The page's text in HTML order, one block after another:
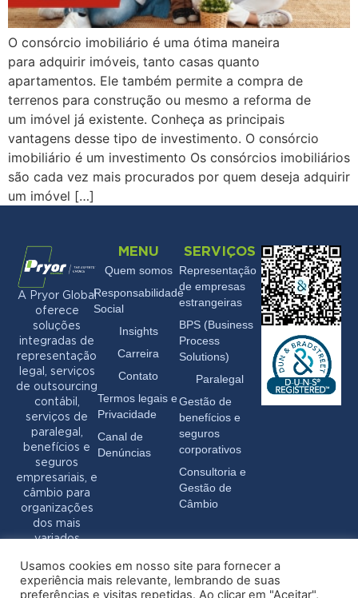
O consórcio imobiliário é uma ótima maneira
para adquirir imóveis, tanto casas quanto
apartamentos. Ele também permite a compra de
terrenos para construção ou mesmo a reforma de
um imóvel já existente. Conheça as principais
vantagens desse tipo de investimento. O consórcio
imobiliário é um investimento Os consórcios imobiliários
são cada vez mais procurados por quem deseja adquirir
um imóvel […]
A Pryor Global
oferece
soluções
integradas de
representação
legal, serviços
de outsourcing
contábil,
serviços de
paralegal,
benefícios e
seguros
empresariais, e
câmbio para
organizações
dos mais
variados
MENU
Quem somos
Responsabilidade
Social
Insights
Carreira
Contato
Termos legais e
Privacidade
Canal de
Denúncias
SERVIÇOS
Representação
de empresas
estrangeiras
BPS (Business
Process
Solutions)
Paralegal
Gestão de
benefícios e
seguros
corporativos
Consultoria e
Gestão de
Câmbio
Usamos cookies em nosso site para fornecer a
experiência mais relevante, lembrando de suas
preferências e visitas repetidas. Ao clicar em "Aceitar",